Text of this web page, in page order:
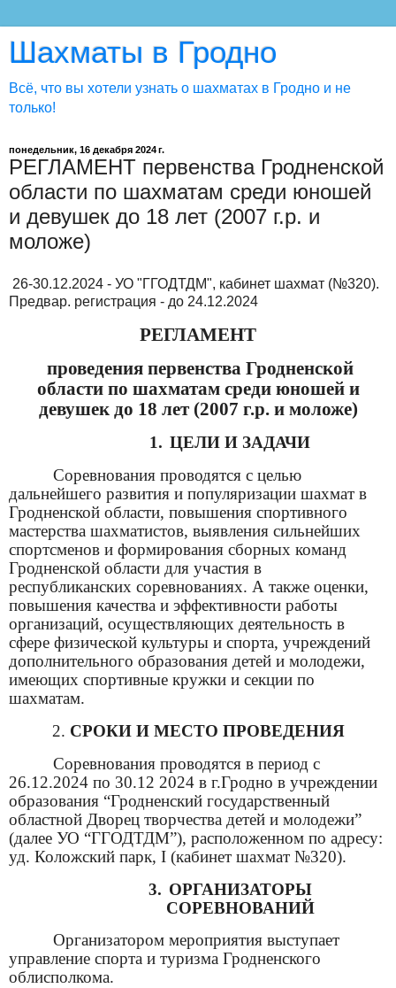
Шахматы в Гродно
Всё, что вы хотели узнать о шахматах в Гродно и не
только!
понедельник, 16 декабря 2024 г.
РЕГЛАМЕНТ первенства Гродненской
области по шахматам среди юношей
и девушек до 18 лет (2007 г.р. и
моложе)
26-30.12.2024 - УО "ГГОДТДМ", кабинет шахмат (№320).
Предвар. регистрация - до 24.12.2024
РЕГЛАМЕНТ
проведения первенства Гродненской
области по шахматам среди юношей и
девушек до 18 лет (2007 г.р. и моложе)
1. ЦЕЛИ И ЗАДАЧИ
Соревнования проводятся с целью
дальнейшего развития и популяризации шахмат в
Гродненской области, повышения спортивного
мастерства шахматистов, выявления сильнейших
спортсменов и формирования сборных команд
Гродненской области для участия в
республиканских соревнованиях. А также оценки,
повышения качества и эффективности работы
организаций, осуществляющих деятельность в
сфере физической культуры и спорта, учреждений
дополнительного образования детей и молодежи,
имеющих спортивные кружки и секции по
шахматам.
2. СРОКИ И МЕСТО ПРОВЕДЕНИЯ
Соревнования проводятся в период с
26.12.2024 по 30.12 2024 в г.Гродно в учреждении
образования “Гродненский государственный
областной Дворец творчества детей и молодежи”
(далее УО “ГГОДТДМ”), расположенном по адресу:
уд. Коложский парк, I (кабинет шахмат №320).
3. ОРГАНИЗАТОРЫ
СОРЕВНОВАНИЙ
Организатором мероприятия выступает
управление спорта и туризма Гродненского
облисполкома.